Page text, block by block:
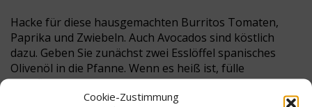
Cookie-Zustimmung
Hacke für diese hausgemachten Burritos Tomaten,
Paprika und Zwiebeln. Auch Avocados sind köstlich
dazu. Geben Sie zunächst zwei Esslöffel spanisches
Olivenöl in die Pfanne. Wenn es heiß ist, fülle
Hackfleisch ein und schmore es unter regelmäßigem
Umrühren gut an. Dann kommt Gemüse dazu, am